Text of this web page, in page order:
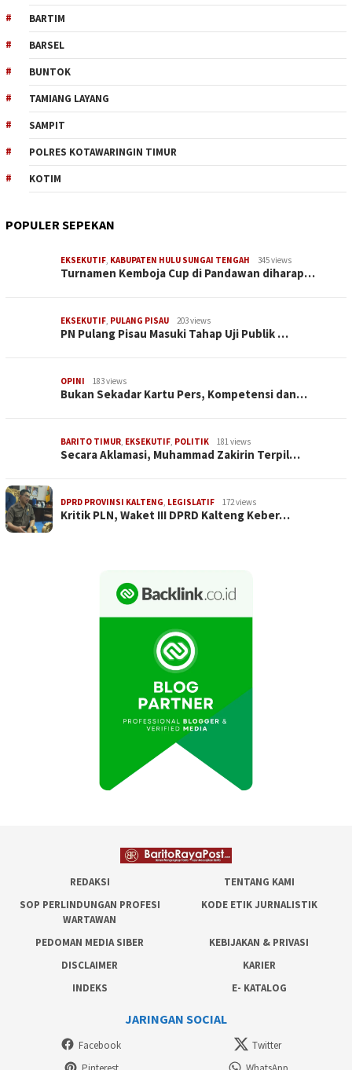
BARTIM
BARSEL
BUNTOK
TAMIANG LAYANG
SAMPIT
POLRES KOTAWARINGIN TIMUR
KOTIM
POPULER SEPEKAN
EKSEKUTIF KABUPATEN HULU SUNGAI TENGAH 345 views
Turnamen Kemboja Cup di Pandawan diharap…
EKSEKUTIF PULANG PISAU 203 views
PN Pulang Pisau Masuki Tahap Uji Publik …
OPINI 183 views
Bukan Sekadar Kartu Pers, Kompetensi dan…
BARITO TIMUR EKSEKUTIF POLITIK 181 views
Secara Aklamasi, Muhammad Zakirin Terpil…
DPRD PROVINSI KALTENG LEGISLATIF 172 views
Kritik PLN, Waket III DPRD Kalteng Keber…
REDAKSI
TENTANG KAMI
SOP PERLINDUNGAN PROFESI
WARTAWAN
KODE ETIK JURNALISTIK
PEDOMAN MEDIA SIBER
KEBIJAKAN & PRIVASI
DISCLAIMER
KARIER
INDEKS
E- KATALOG
JARINGAN SOCIAL
Facebook
Twitter